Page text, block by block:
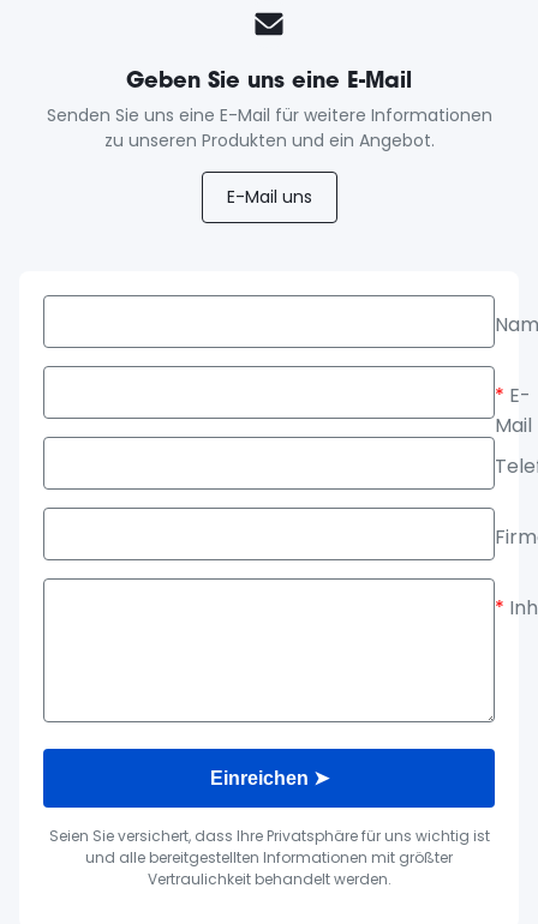
Geben Sie uns eine E-Mail
Senden Sie uns eine E-Mail für weitere Informationen
zu unseren Produkten und ein Angebot.
E-Mail uns
* E-
Mail
*
Einreichen ➤
Seien Sie versichert, dass Ihre Privatsphäre für uns wichtig ist
und alle bereitgestellten Informationen mit größter
Vertraulichkeit behandelt werden.